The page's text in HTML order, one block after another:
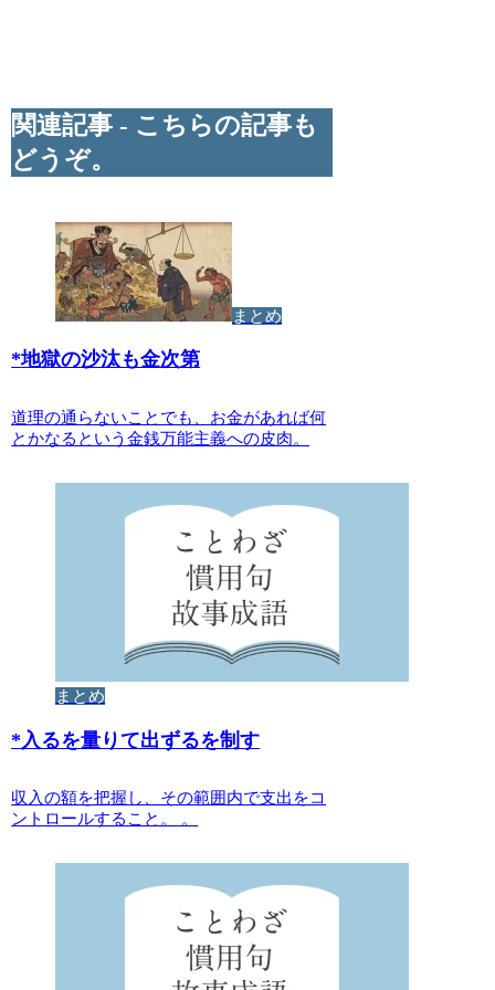
関連記事 - こちらの記事も
どうぞ。
まとめ
*地獄の沙汰も金次第
道理の通らないことでも、お金があれば何
とかなるという金銭万能主義への皮肉。
まとめ
* 入るを量りて出ずるを制す
収入の額を把握し、その範囲内で支出をコ
ントロールすること。 。